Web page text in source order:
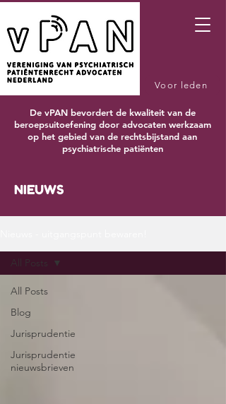
De vPAN bevordert de kwaliteit van de
beroepsuitoefening door advocaten werkzaam
op het gebied van de rechtsbijstand aan
psychiatrische patiënten
Voor leden
NIEUWS
All Posts
Blog
Jurisprudentie
Jurisprudentie
nieuwsbrieven
All Posts